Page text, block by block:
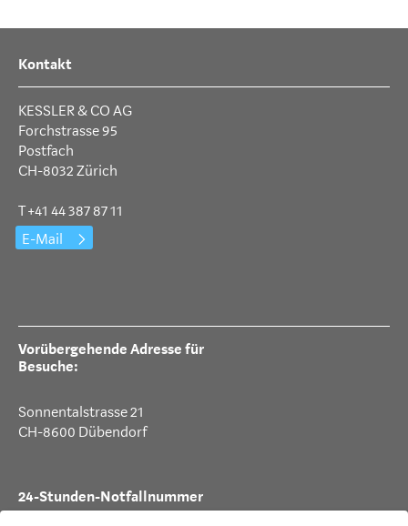
Kontakt
KESSLER & CO AG
Forchstrasse 95
Postfach
CH-8032 Zürich
T +41 44 387 87 11
E-Mail
Vorübergehende Adresse für
Besuche:
Sonnentalstrasse 21
CH-8600 Dübendorf
24-Stunden-Notfallnummer